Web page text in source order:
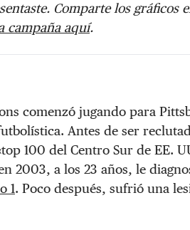
Comparte los gráficos
campaña aquí.
comenzó jugando para
Antes de ser
100 del Centro Sur de EE.
2003, a los 23 años, le
1. Poco después, sufrió una